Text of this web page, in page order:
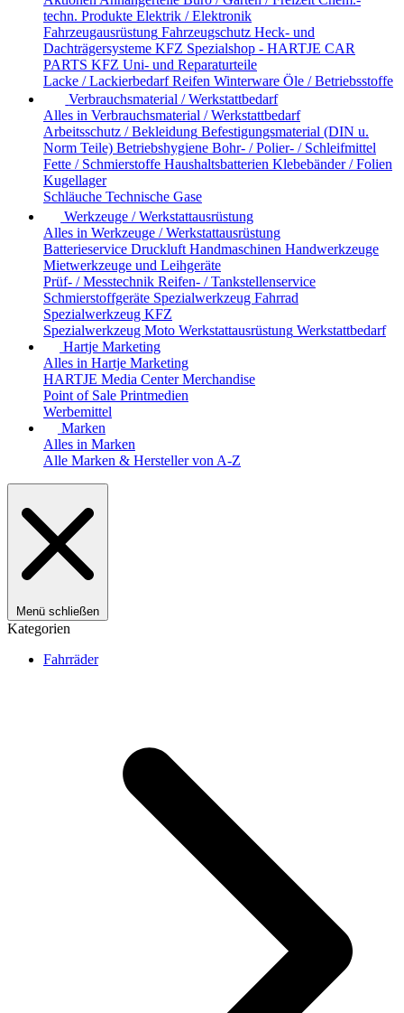
techn. Produkte Elektrik / Elektronik
Fahrzeugausrüstung Fahrzeugschutz Heck- und
Dachträgersysteme KFZ Spezialshop - HARTJE CAR
PARTS KFZ Uni- und Reparaturteile
Lacke / Lackierbedarf Reifen Winterware Öle / Betriebsstoffe
Verbrauchsmaterial / Werkstattbedarf
Alles in Verbrauchsmaterial / Werkstattbedarf
Arbeitsschutz / Bekleidung Befestigungsmaterial (DIN u.
Norm Teile) Betriebshygiene Bohr- / Polier- / Schleifmittel
Fette / Schmierstoffe Haushaltsbatterien Klebebänder / Folien
Kugellager
Schläuche Technische Gase
Werkzeuge / Werkstattausrüstung
Alles in Werkzeuge / Werkstattausrüstung
Batterieservice Druckluft Handmaschinen Handwerkzeuge
Mietwerkzeuge und Leihgeräte
Prüf- / Messtechnik Reifen- / Tankstellenservice
Schmierstoffgeräte Spezialwerkzeug Fahrrad
Spezialwerkzeug KFZ
Spezialwerkzeug Moto Werkstattausrüstung Werkstattbedarf
Hartje Marketing
Alles in Hartje Marketing
HARTJE Media Center Merchandise
Point of Sale Printmedien
Werbemittel
Marken
Alles in Marken
Alle Marken & Hersteller von A-Z
Menü schließen
Kategorien
Fahrräder